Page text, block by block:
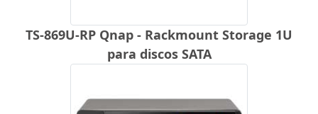
TS-869U-RP Qnap - Rackmount Storage 1U
para discos SATA